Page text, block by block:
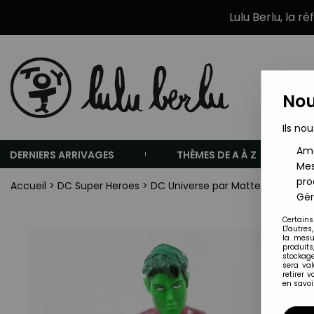
Lulu Berlu, la
DERNIERS ARRIVAGES THÈMES DE A À Z
Accueil > DC Super Heroes > DC Universe par Mattel DC
Ils
la
sera
retirer
en